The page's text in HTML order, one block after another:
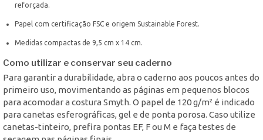
reforçada.
Papel com certificação FSC e origem Sustainable Forest.
Medidas compactas de 9,5 cm x 14 cm.
Como utilizar e conservar seu caderno
Para garantir a durabilidade, abra o caderno aos poucos antes do
primeiro uso, movimentando as páginas em pequenos blocos
para acomodar a costura Smyth. O papel de 120 g/m² é indicado
para canetas esferográficas, gel e de ponta porosa. Caso utilize
canetas-tinteiro, prefira pontas EF, F ou M e faça testes de